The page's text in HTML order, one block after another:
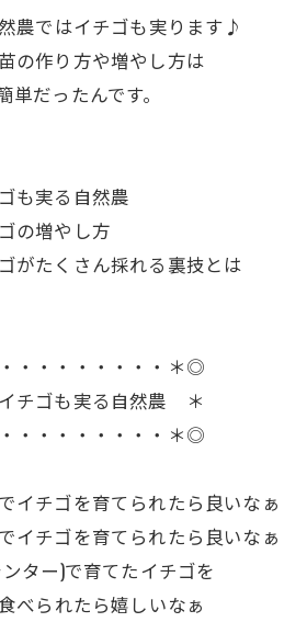
然農ではイチゴも実ります♪
の作り方や増やし方は
単だったんです。
も実る自然農
の増やし方
がたくさん採れる裏技とは
・・・・・・・・＊◎
チゴも実る自然農 ＊
・・・・・・・・＊◎
イチゴを育てられたら良いなぁ
イチゴを育てられたら良いなぁ
ター)で育てたイチゴを
食べられたら嬉しいなぁ